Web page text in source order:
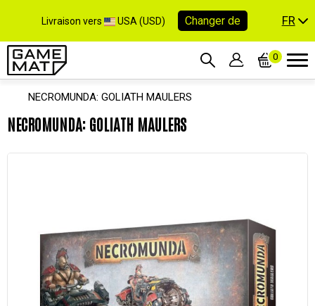
Livraison vers USA (USD) Changer de FR
0
NECROMUNDA: GOLIATH MAULERS
NECROMUNDA: GOLIATH MAULERS